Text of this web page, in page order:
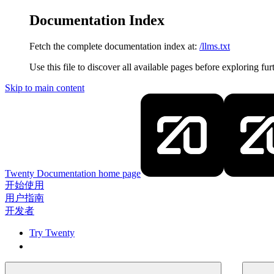
Documentation Index
Fetch the complete documentation index at: /llms.txt
Use this file to discover all available pages before exploring
Skip to main content
Twenty Documentation home page
开始使用
用户指南
开发者
Try Twenty